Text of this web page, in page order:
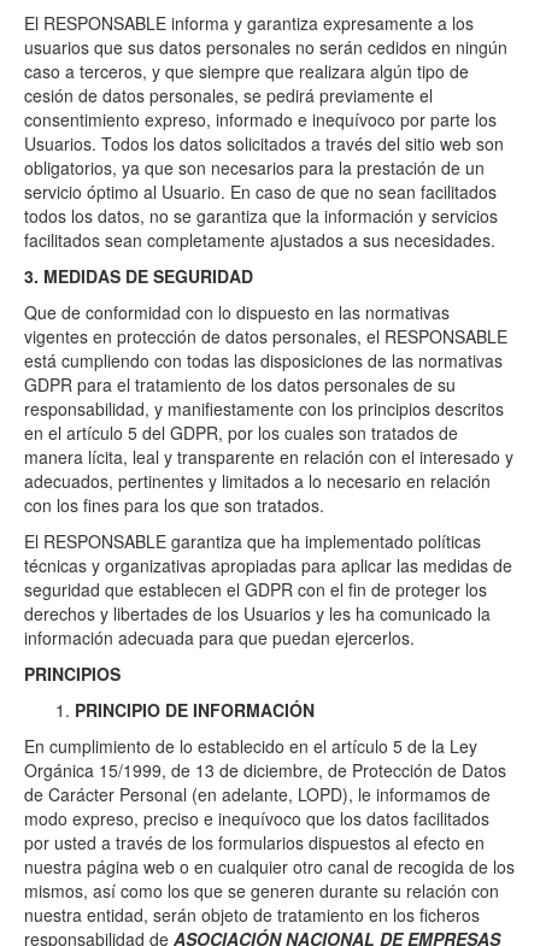
El RESPONSABLE informa y garantiza expresamente a los
usuarios que sus datos personales no serán cedidos en ningún
caso a terceros, y que siempre que realizara algún tipo de
cesión de datos personales, se pedirá previamente el
consentimiento expreso, informado e inequívoco por parte los
Usuarios. Todos los datos solicitados a través del sitio web son
obligatorios, ya que son necesarios para la prestación de un
servicio óptimo al Usuario. En caso de que no sean facilitados
todos los datos, no se garantiza que la información y servicios
facilitados sean completamente ajustados a sus necesidades.
3. MEDIDAS DE SEGURIDAD
Que de conformidad con lo dispuesto en las normativas
vigentes en protección de datos personales, el RESPONSABLE
está cumpliendo con todas las disposiciones de las normativas
GDPR para el tratamiento de los datos personales de su
responsabilidad, y manifiestamente con los principios descritos
en el artículo 5 del GDPR, por los cuales son tratados de
manera lícita, leal y transparente en relación con el interesado y
adecuados, pertinentes y limitados a lo necesario en relación
con los fines para los que son tratados.
El RESPONSABLE garantiza que ha implementado políticas
técnicas y organizativas apropiadas para aplicar las medidas de
seguridad que establecen el GDPR con el fin de proteger los
derechos y libertades de los Usuarios y les ha comunicado la
información adecuada para que puedan ejercerlos.
PRINCIPIOS
PRINCIPIO DE INFORMACIÓN
En cumplimiento de lo establecido en el artículo 5 de la Ley
Orgánica 15/1999, de 13 de diciembre, de Protección de Datos
de Carácter Personal (en adelante, LOPD), le informamos de
modo expreso, preciso e inequívoco que los datos facilitados
por usted a través de los formularios dispuestos al efecto en
nuestra página web o en cualquier otro canal de recogida de los
mismos, así como los que se generen durante su relación con
nuestra entidad, serán objeto de tratamiento en los ficheros
responsabilidad de ASOCIACIÓN NACIONAL DE EMPRESAS